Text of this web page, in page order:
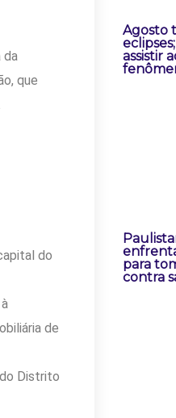
da
que
do
de
Distrito
Agosto
assistir
para
contra